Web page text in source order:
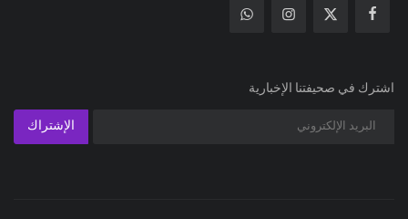
اشترك في صحيفتنا الإخبارية
الإشتراك